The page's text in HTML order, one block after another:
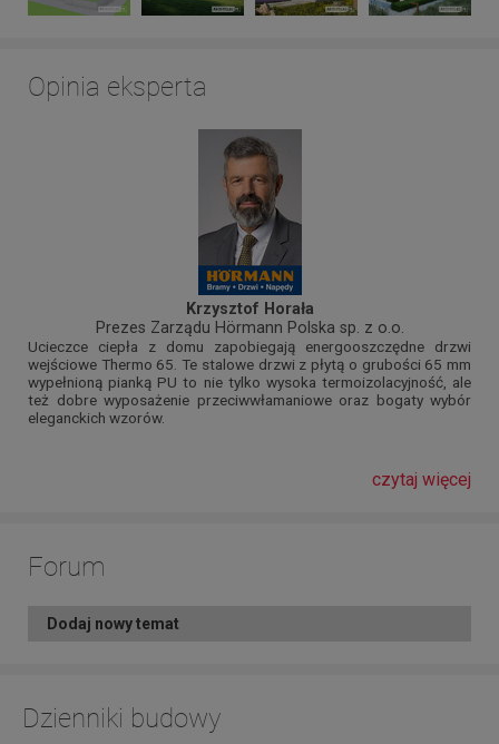
Opinia eksperta
Krzysztof Horała
Prezes Zarządu Hörmann Polska sp. z o.o.
Ucieczce ciepła z domu zapobiegają energooszczędne drzwi
wejściowe Thermo 65. Te stalowe drzwi z płytą o grubości 65 mm
wypełnioną pianką PU to nie tylko wysoka termoizolacyjność, ale
też dobre wyposażenie przeciwwłamaniowe oraz bogaty wybór
eleganckich wzorów.
czytaj więcej
Forum
Dodaj nowy temat
Dzienniki budowy